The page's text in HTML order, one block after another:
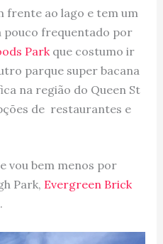
frente ao lago e tem um
pouco frequentado por
Parkque costumo ir
parque super bacana
na região do Queen St
de restaurantes e
vou bem menos por
Park, Evergreen Brick